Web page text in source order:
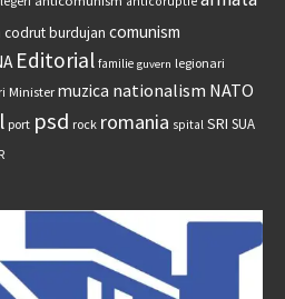
codrut burdujan comunism
Editorial familie guvern legionari
Minister muzica nationalism NATO
port psd rock romania spital SRI SUA